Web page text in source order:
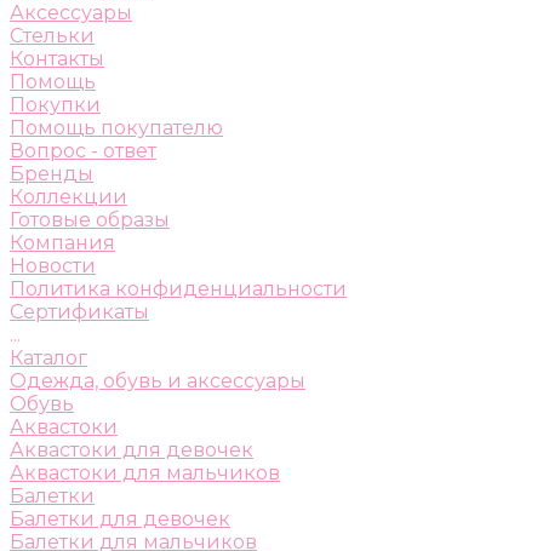
Аксессуары
Стельки
Контакты
Помощь
Покупки
Помощь покупателю
Вопрос - ответ
Бренды
Коллекции
Готовые образы
Компания
Новости
Политика конфиденциальности
Сертификаты
...
Каталог
Одежда, обувь и аксессуары
Обувь
Аквастоки
Аквастоки для девочек
Аквастоки для мальчиков
Балетки
Балетки для девочек
Балетки для мальчиков